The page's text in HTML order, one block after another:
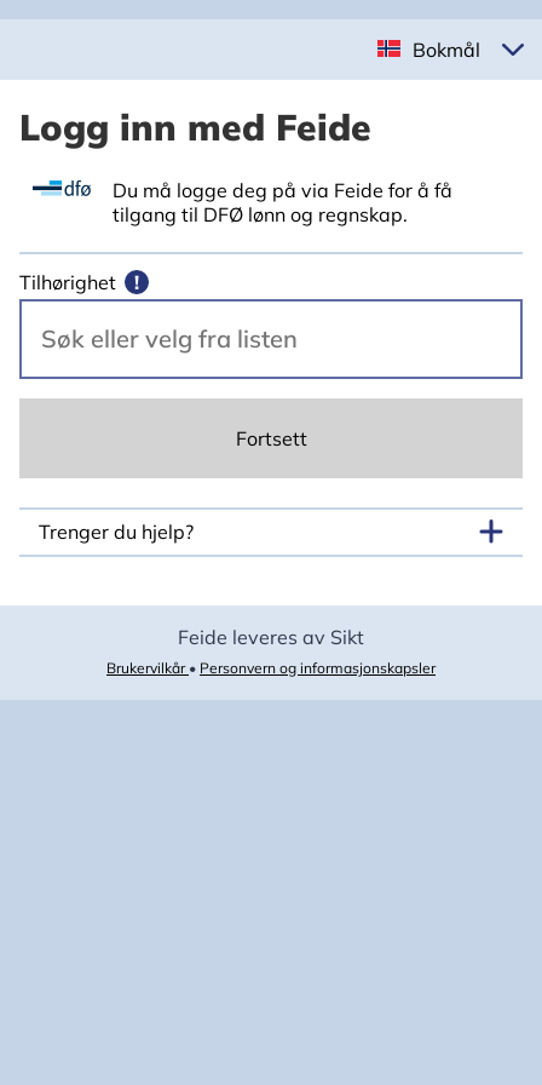
Bokmål
Logg inn med Feide
Du må logge deg på via Feide for å få
tilgang til DFØ lønn og regnskap.
Tilhørighet !
Fortsett
Trenger du hjelp?
Feide leveres av Sikt
Brukervilkår • Personvern og informasjonskapsler